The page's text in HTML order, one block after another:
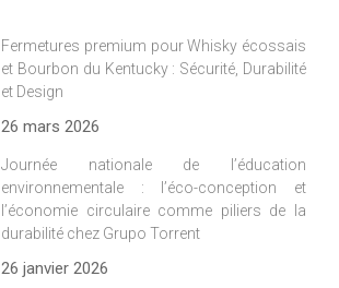
Fermetures premium pour Whisky écossais
et Bourbon du Kentucky : Sécurité, Durabilité
et Design
26 mars 2026
Journée nationale de l’éducation
environnementale : l’éco-conception et
l’économie circulaire comme piliers de la
durabilité chez Grupo Torrent
26 janvier 2026